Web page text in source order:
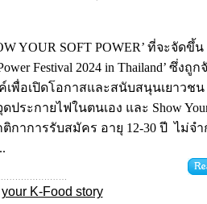
YOUR SOFT POWER’ ที่จะจัดขึ้น
Festival 2024 in Thailand’ ซึ่งถูก
พื่อเปิดโอกาสและสนับสนุนเยาวชน
ระกายไฟในตนเอง และ Show
กาการรับสมัคร อายุ 12-30 ปี ไม่จำ
K-Food story